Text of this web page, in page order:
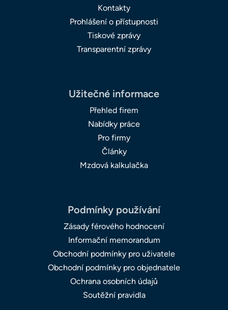
Kontakty
Prohlášení o přístupnosti
Tiskové zprávy
Transparentní zprávy
Užitečné informace
Přehled firem
Nabídky práce
Pro firmy
Články
Mzdová kalkulačka
Podmínky používání
Zásady férového hodnocení
Informační memorandum
Obchodní podmínky pro uživatele
Obchodní podmínky pro objednatele
Ochrana osobních údajů
Soutěžní pravidla